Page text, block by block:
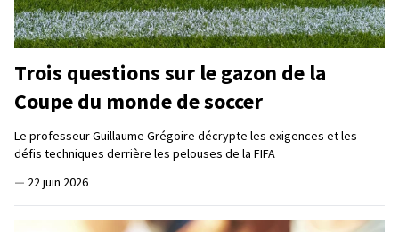
Trois questions sur le gazon de la
Coupe du monde de soccer
Le professeur Guillaume Grégoire décrypte les exigences et les
défis techniques derrière les pelouses de la FIFA
— 22 juin 2026